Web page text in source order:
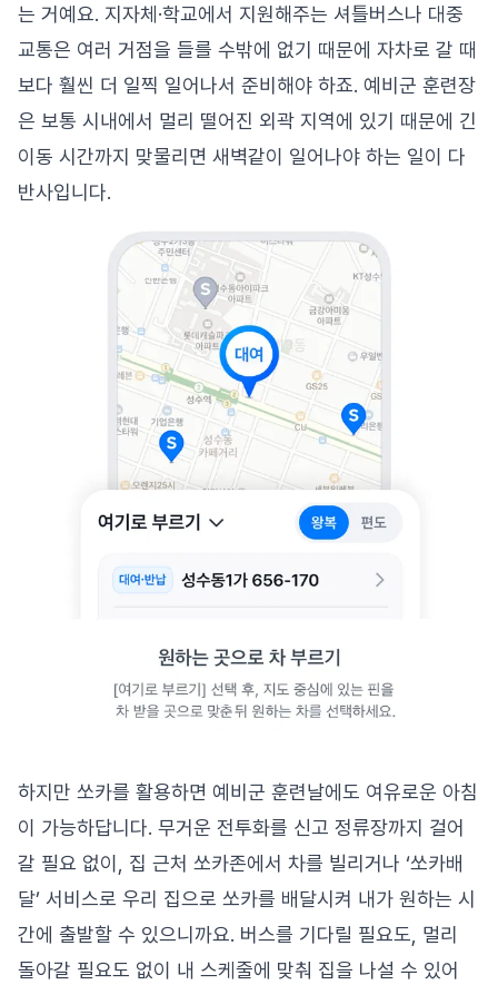
는 거예요. 지자체·학교에서 지원해주는 셔틀버스나 대중
교통은 여러 거점을 들를 수밖에 없기 때문에 자차로 갈 때
보다 훨씬 더 일찍 일어나서 준비해야 하죠. 예비군 훈련장
은 보통 시내에서 멀리 떨어진 외곽 지역에 있기 때문에 긴
이동 시간까지 맞물리면 새벽같이 일어나야 하는 일이 다
반사입니다.
하지만 쏘카를 활용하면 예비군 훈련날에도 여유로운 아침
이 가능하답니다. 무거운 전투화를 신고 정류장까지 걸어
갈 필요 없이, 집 근처 쏘카존에서 차를 빌리거나 ‘쏘카배
달’ 서비스로 우리 집으로 쏘카를 배달시켜 내가 원하는 시
간에 출발할 수 있으니까요. 버스를 기다릴 필요도, 멀리
돌아갈 필요도 없이 내 스케줄에 맞춰 집을 나설 수 있어